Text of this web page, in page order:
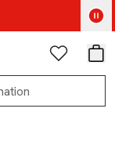
Favoriter